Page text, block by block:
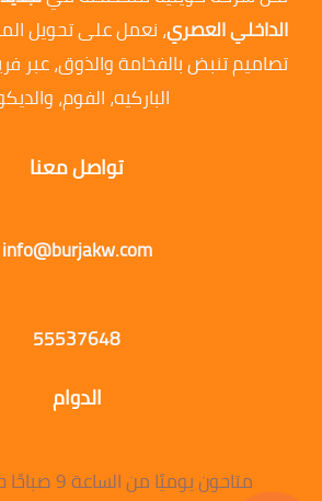
الداخلي العصري، نعمل على تحويل
تصاميم تنبض بالفخامة والذوق، عبر
الباركيه، الفوم،
تواصل معنا
info@burjakw.com
55537648
الدوام
متاحون يوميًا من الساعة 9 صباحًا حتى 10 مساءً